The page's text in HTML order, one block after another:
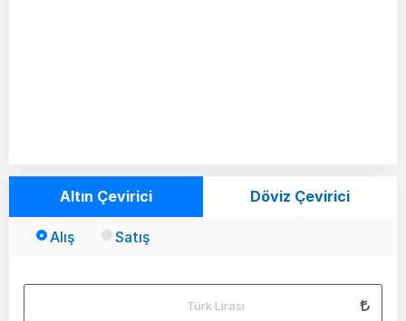
Altın Çevirici Döviz Çevirici
Alış Satış
Türk Lirası